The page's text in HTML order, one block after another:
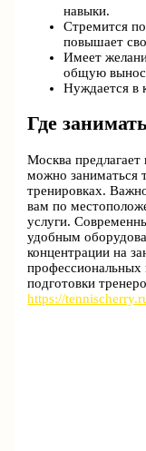
навыки.
Стремится
повышает
Имеет
общую
Нуждается в
Где
Москва
можно заниматься
тренировках.
вам по
услуги.
удобным
концентрации на
профессиональных
подготовки
https://